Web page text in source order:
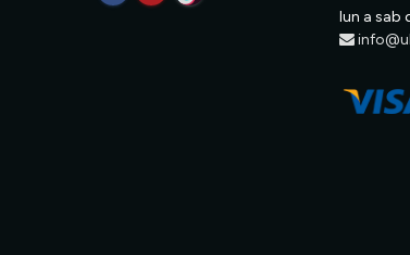
lun a sab